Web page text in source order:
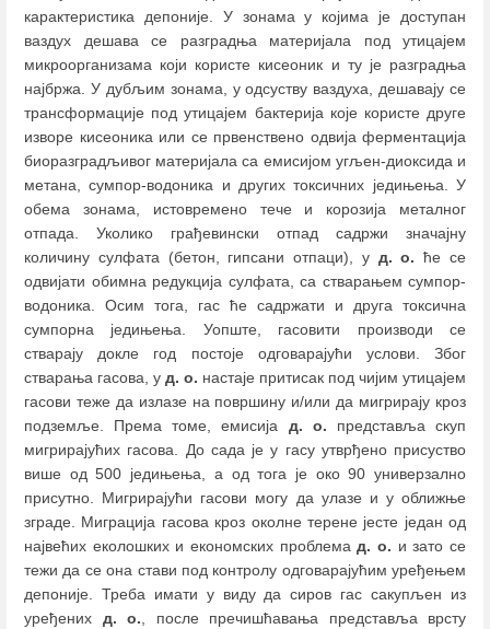
карактеристика депоније. У зонама у којима је доступан
ваздух дешава се разградња материјала под утицајем
микроорганизама који користе кисеоник и ту је разградња
најбржа. У дубљим зонама, у одсуству ваздуха, дешавају се
трансформације под утицајем бактерија које користе друге
изворе кисеоника или се првенствено одвија ферментација
биоразградљивог материјала са емисијом угљен-диоксида и
метана, сумпор-водоника и других токсичних једињења. У
обема зонама, истовремено тече и корозија металног
отпада. Уколико грађевински отпад садржи значајну
количину сулфата (бетон, гипсани отпаци), у д. о. ће се
одвијати обимна редукција сулфата, са стварањем сумпор-
водоника. Осим тога, гас ће садржати и друга токсична
сумпорна једињења. Уопште, гасовити производи се
стварају докле год постоје одговарајући услови. Због
стварања гасова, у д. о. настаје притисак под чијим утицајем
гасови теже да излазе на површину и/или да мигрирају кроз
подземље. Према томе, емисија д. о. представља скуп
мигрирајућих гасова. До сада је у гасу утврђено присуство
више од 500 једињења, а од тога је око 90 универзално
присутно. Мигрирајући гасови могу да улазе и у оближње
зграде. Миграција гасова кроз околне терене јесте један од
највећих еколошких и економских проблемад. о. и зато се
тежи да се она стави под контролу одговарајућим уређењем
депоније. Треба имати у виду да сиров гас сакупљен из
уређених д. о. , после пречишћавања представља врсту